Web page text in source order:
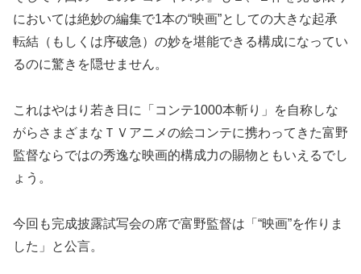
においては絶妙の編集で1本の“映画”としての大きな起承
転結（もしくは序破急）の妙を堪能できる構成になってい
るのに驚きを隠せません。
これはやはり若き日に「コンテ1000本斬り」を自称しな
がらさまざまなＴＶアニメの絵コンテに携わってきた富野
監督ならではの秀逸な映画的構成力の賜物ともいえるでし
ょう。
今回も完成披露試写会の席で富野監督は「“映画”を作りま
した」と公言。